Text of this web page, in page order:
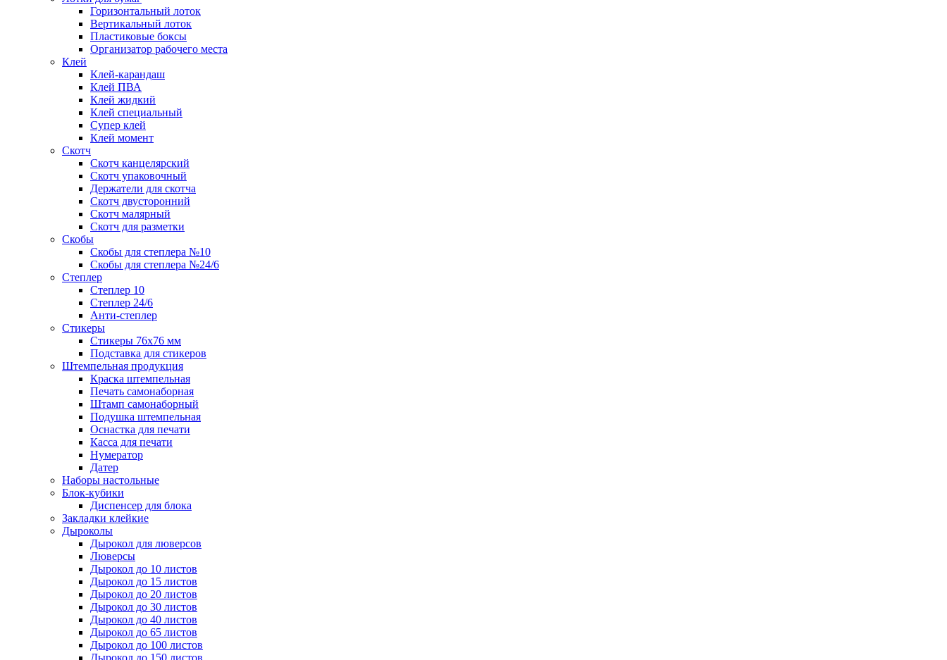
Горизонтальный лоток
Вертикальный лоток
Пластиковые боксы
Организатор рабочего места
Клей
Клей-карандаш
Клей ПВА
Клей жидкий
Клей специальный
Супер клей
Клей момент
Скотч
Скотч канцелярский
Скотч упаковочный
Держатели для скотча
Скотч двусторонний
Скотч малярный
Скотч для разметки
Скобы
Скобы для степлера №10
Скобы для степлера №24/6
Степлер
Степлер 10
Степлер 24/6
Анти-степлер
Стикеры
Стикеры 76x76 мм
Подставка для стикеров
Штемпельная продукция
Краска штемпельная
Печать самонаборная
Штамп самонаборный
Подушка штемпельная
Оснастка для печати
Касса для печати
Нумератор
Датер
Наборы настольные
Блок-кубики
Диспенсер для блока
Закладки клейкие
Дыроколы
Дырокол для люверсов
Люверсы
Дырокол до 10 листов
Дырокол до 15 листов
Дырокол до 20 листов
Дырокол до 30 листов
Дырокол до 40 листов
Дырокол до 65 листов
Дырокол до 100 листов
Дырокол до 150 листов